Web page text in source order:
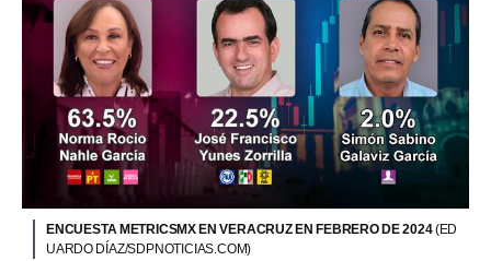
ENCUESTA METRICSMX EN VERACRUZ EN FEBRERO DE 2024(ED
UARDO DÍAZ/SDPNOTICIAS.COM)